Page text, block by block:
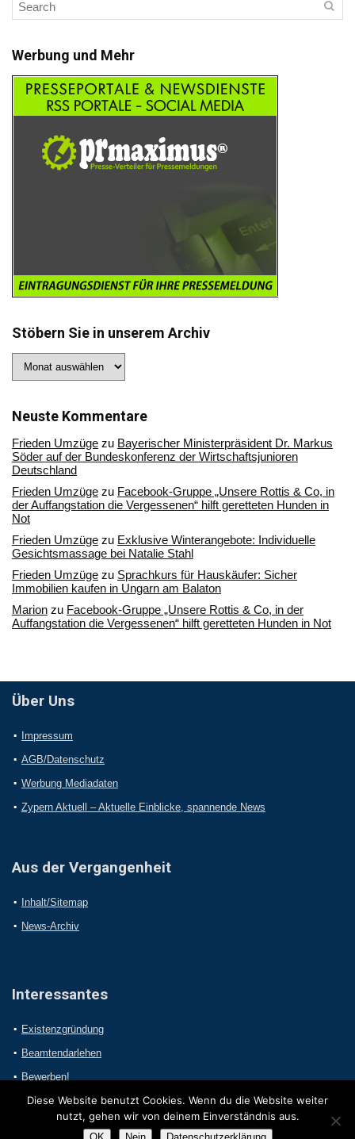
Werbung und Mehr
Stöbern Sie in unserem Archiv
Sie
Archiv
Neuste Kommentare
Frieden Umzüge zu Bayerischer Ministerpräsident Dr. Markus
Söder auf der Bundeskonferenz der Wirtschaftsjunioren
Deutschland
Frieden Umzüge zu Facebook-Gruppe „Unsere Rottis & Co, in
der Auffangstation die Vergessenen“ hilft geretteten Hunden in
Not
Frieden Umzüge zu Exklusive Winterangebote: Individuelle
Gesichtsmassage bei Natalie Stahl
Frieden Umzüge zu Sprachkurs für Hauskäufer: Sicher
Immobilien kaufen in Ungarn am Balaton
Marion zu Facebook-Gruppe „Unsere Rottis & Co, in der
Auffangstation die Vergessenen“ hilft geretteten Hunden in Not
Über Uns
Impressum
AGB/Datenschutz
Werbung Mediadaten
Zypern Aktuell – Aktuelle Einblicke, spannende News
Aus der Vergangenheit
Inhalt/Sitemap
News-Archiv
Interessantes
Existenzgründung
Beamtendarlehen
Bewerben!
Diese Website benutzt Cookies. Wenn du die Website weiter
nutzt, gehen wir von deinem Einverständnis aus.